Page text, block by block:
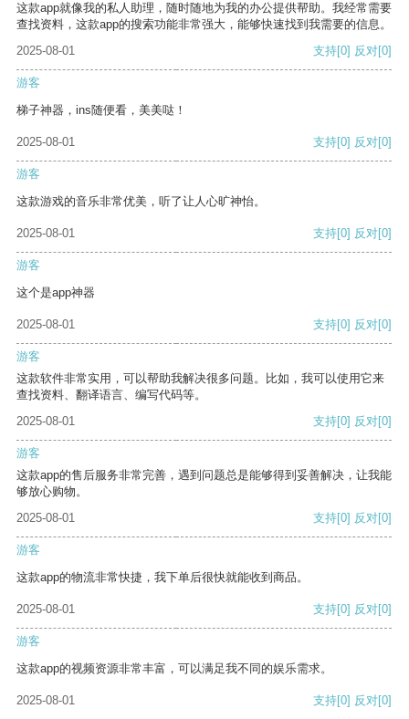
这款app就像我的私人助理，随时随地为我的办公提供帮助。我经常需要
查找资料，这款app的搜索功能非常强大，能够快速找到我需要的信息。
2025-08-01
支持[0] 反对[0]
游客
梯子神器，ins随便看，美美哒！
2025-08-01 支持[0] 反对[0]
游客
这款游戏的音乐非常优美，听了让人心旷神怡。
2025-08-01 支持[0] 反对[0]
游客
这个是app神器
2025-08-01 支持[0] 反对[0]
游客
这款软件非常实用，可以帮助我解决很多问题。比如，我可以使用它来
查找资料、翻译语言、编写代码等。
2025-08-01
支持[0] 反对[0]
游客
这款app的售后服务非常完善，遇到问题总是能够得到妥善解决，让我能
够放心购物。
2025-08-01
支持[0] 反对[0]
游客
这款app的物流非常快捷，我下单后很快就能收到商品。
2025-08-01 支持[0] 反对[0]
游客
这款app的视频资源非常丰富，可以满足我不同的娱乐需求。
2025-08-01 支持[0] 反对[0]